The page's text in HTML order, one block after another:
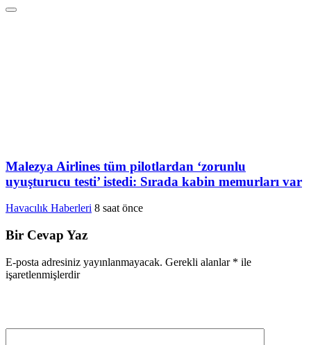
Malezya Airlines tüm pilotlardan ‘zorunlu
uyuşturucu testi’ istedi: Sırada kabin memurları var
Havacılık Haberleri 8 saat önce
Bir Cevap Yaz
E-posta adresiniz yayınlanmayacak. Gerekli alanlar * ile
işaretlenmişlerdir